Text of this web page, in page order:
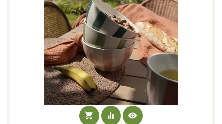
shopping_cart equalizer visibility